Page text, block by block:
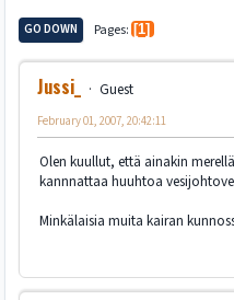
GO DOWN Pages 1
Jussi_ Guest
February 01, 2007, 20:42:11
Olen kuullut, että ainakin
kannnattaa huuhtoa
Minkälaisia muita kairan